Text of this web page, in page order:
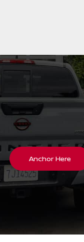
Anchor Here